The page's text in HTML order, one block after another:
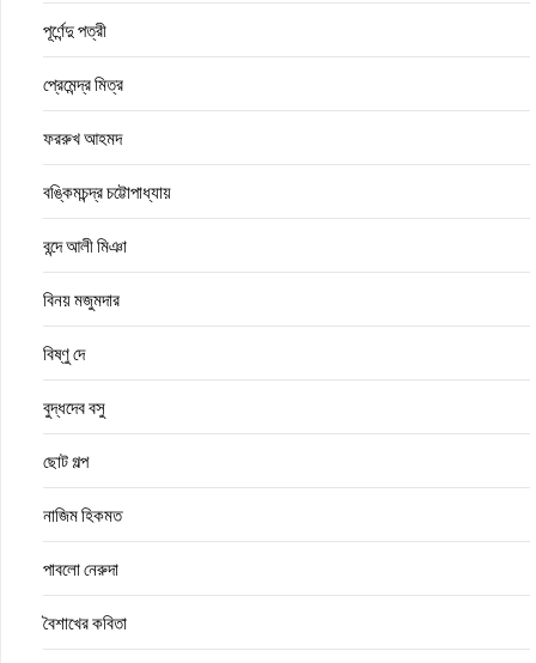
পূর্ণেন্দু পত্রী
প্রেমেন্দ্র মিত্র
ফররুখ আহমদ
বঙ্কিমচন্দ্র চট্টোপাধ্যায়
বন্দে আলী মিঞা
বিনয় মজুমদার
বিষ্ণু দে
বুদ্ধদেব বসু
ছোট গল্প
নাজিম হিকমত
পাবলো নেরুদা
বৈশাখের কবিতা